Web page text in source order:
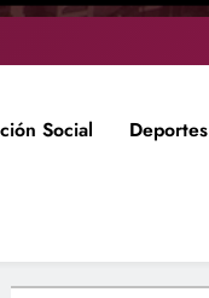
Social Deportes